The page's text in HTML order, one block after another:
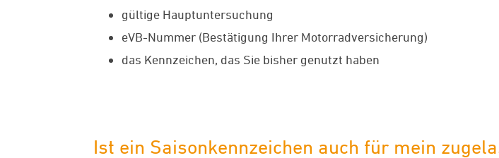
gültige Hauptuntersuchung
eVB-Nummer (Bestätigung Ihrer Motorradversicherung)
das Kennzeichen, das Sie bisher genutzt haben
Ist ein Saisonkennzeichen auch für mein